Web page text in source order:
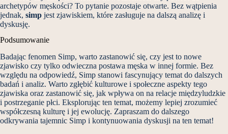
archetypów męskości? To pytanie pozostaje otwarte. Bez wątpienia
jednak, simp jest zjawiskiem, które zasługuje na dalszą analizę i
dyskusję.
Podsumowanie
Badając fenomen Simp, warto zastanowić się, czy jest to nowe
zjawisko czy tylko odwieczna postawa męska w innej formie. Bez
względu na odpowiedź, Simp stanowi fascynujący temat do dalszych
badań i analiz. Warto zgłębić kulturowe i społeczne aspekty tego
zjawiska oraz zastanowić się, jak wpływa on na relacje międzyludzkie
i postrzeganie płci. Eksplorując ten temat, możemy lepiej zrozumieć
współczesną kulturę i jej ewolucję. Zapraszam do dalszego
odkrywania tajemnic Simp i kontynuowania dyskusji na ten temat!